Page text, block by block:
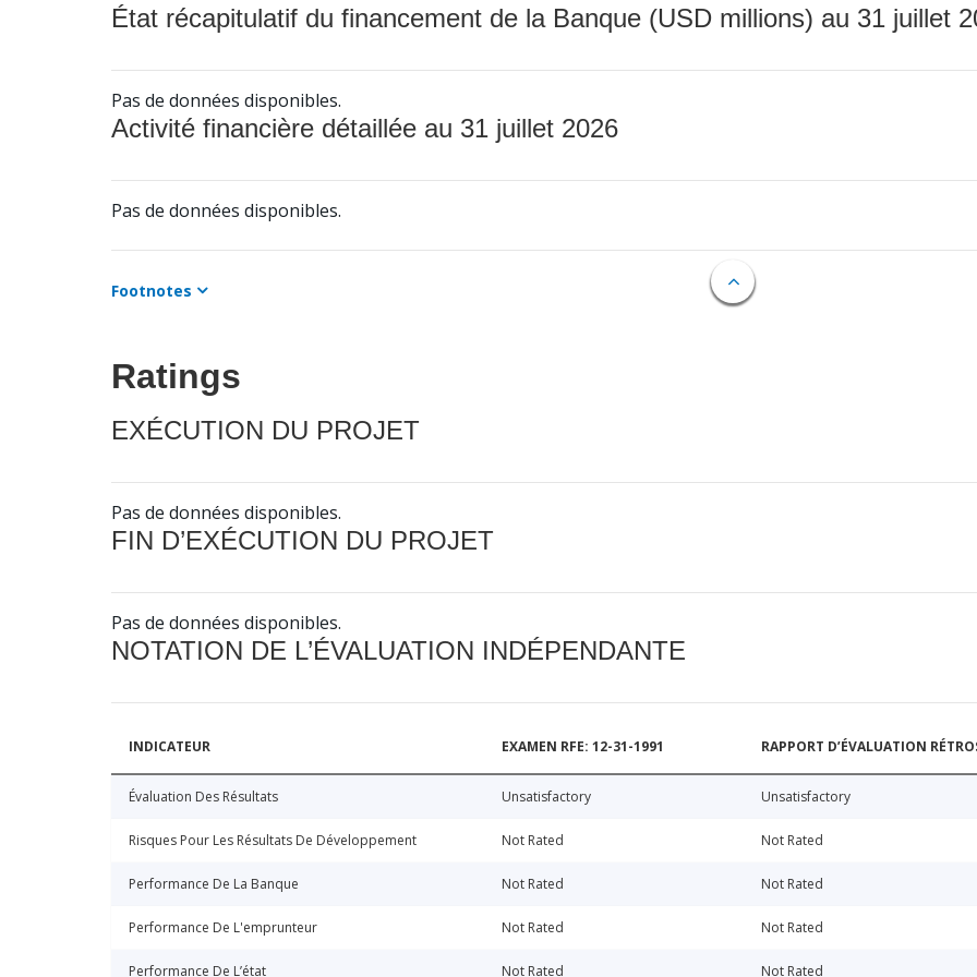
État récapitulatif du financement de la Banque (USD millions) au 31 juillet
Pas de données disponibles.
Activité financière détaillée au 31 juillet 2026
Pas de données disponibles.
Footnotes
Ratings
EXÉCUTION DU PROJET
Pas de données disponibles.
FIN D’EXÉCUTION DU PROJET
Pas de données disponibles.
NOTATION DE L’ÉVALUATION INDÉPENDANTE
INDICATEUR EXAMEN RFE: 12-31-1991 RAPPORT D’ÉVALUATION
Évaluation Des Résultats Unsatisfactory Unsatisfactory
Risques Pour Les Résultats De Développement Not Rated Not Rated
Performance De La Banque Not Rated Not Rated
Performance De L'emprunteur Not Rated Not Rated
Performance De L’état Not Rated Not Rated